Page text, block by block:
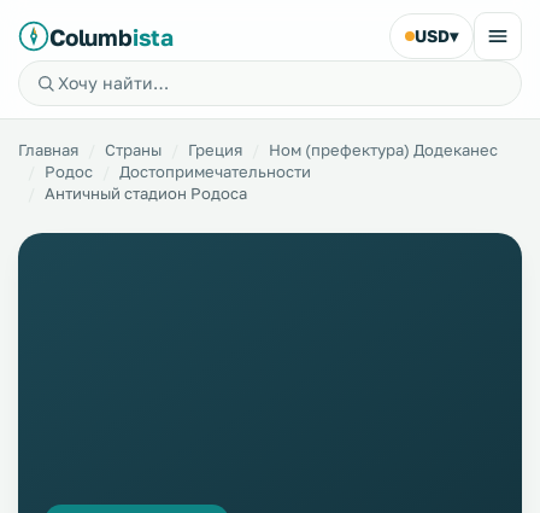
Columbista USD▾
Главная Страны Греция
Ном (префектура) Додеканес
Родос
Достопримечательности
Античный стадион Родоса